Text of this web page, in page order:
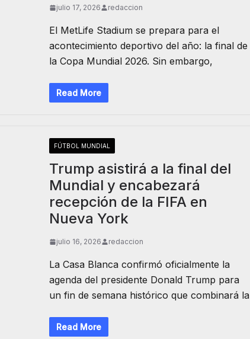
julio 17, 2026 redaccion
El MetLife Stadium se prepara para el
acontecimiento deportivo del año: la final de
la Copa Mundial 2026. Sin embargo,
Read More
FÚTBOL MUNDIAL
Trump asistirá a la final del
Mundial y encabezará
recepción de la FIFA en
Nueva York
julio 16, 2026 redaccion
La Casa Blanca confirmó oficialmente la
agenda del presidente Donald Trump para
un fin de semana histórico que combinará la
Read More